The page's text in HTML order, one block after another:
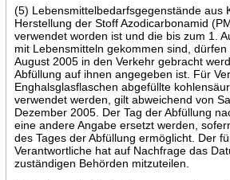
(5) Lebensmittelbedarfsgegenstände aus
Herstellung der Stoff Azodicarbonamid
verwendet worden ist und die bis zum 1.
mit Lebensmitteln gekommen sind, dürfen
August 2005 in den Verkehr gebracht
Abfüllung auf ihnen angegeben ist. Für
Enghalsglasflaschen abgefüllte
verwendet werden, gilt abweichend von
Dezember 2005. Der Tag der Abfüllung
eine andere Angabe ersetzt werden,
des Tages der Abfüllung ermöglicht. Der
Verantwortliche hat auf Nachfrage das
zuständigen Behörden mitzuteilen.